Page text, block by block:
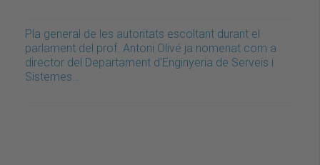
Pla general de les autoritats escoltant durant el
parlament del prof. Antoni Olivé ja nomenat com a
director del Departament d'Enginyeria de Serveis i
Sistemes…